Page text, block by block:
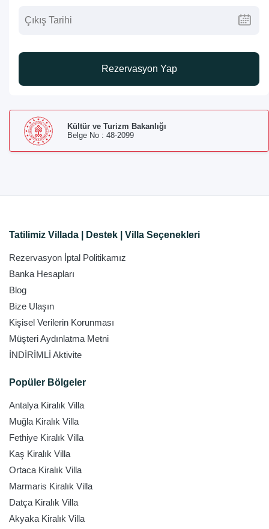
Rezervasyon Yap
Kültür ve Turizm Bakanlığı
Belge No : 48-2099
Tatilimiz Villada | Destek | Villa Seçenekleri
Rezervasyon İptal Politikamız
Banka Hesapları
Blog
Bize Ulaşın
Kişisel Verilerin Korunması
Müşteri Aydınlatma Metni
İNDİRİMLİ Aktivite
Popüler Bölgeler
Antalya Kiralık Villa
Muğla Kiralık Villa
Fethiye Kiralık Villa
Kaş Kiralık Villa
Ortaca Kiralık Villa
Marmaris Kiralık Villa
Datça Kiralık Villa
Akyaka Kiralık Villa